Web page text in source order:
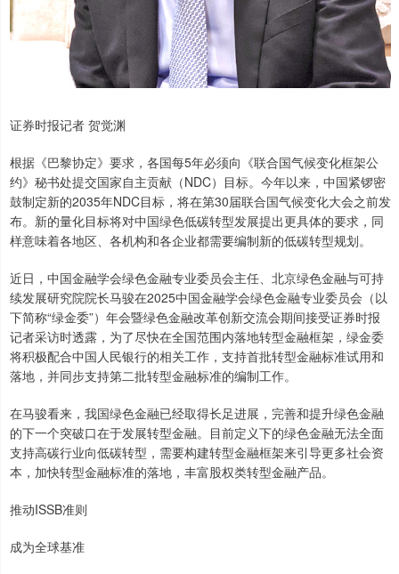
证券时报记者 贺觉渊
根据《巴黎协定》要求，各国每5年必须向《联合国气候变化框架公
约》秘书处提交国家自主贡献（NDC）目标。今年以来，中国紧锣密
鼓制定新的2035年NDC目标，将在第30届联合国气候变化大会之前发
布。新的量化目标将对中国绿色低碳转型发展提出更具体的要求，同
样意味着各地区、各机构和各企业都需要编制新的低碳转型规划。
近日，中国金融学会绿色金融专业委员会主任、北京绿色金融与可持
续发展研究院院长马骏在2025中国金融学会绿色金融专业委员会（以
下简称“绿金委”）年会暨绿色金融改革创新交流会期间接受证券时报
记者采访时透露，为了尽快在全国范围内落地转型金融框架，绿金委
将积极配合中国人民银行的相关工作，支持首批转型金融标准试用和
落地，并同步支持第二批转型金融标准的编制工作。
在马骏看来，我国绿色金融已经取得长足进展，完善和提升绿色金融
的下一个突破口在于发展转型金融。目前定义下的绿色金融无法全面
支持高碳行业向低碳转型，需要构建转型金融框架来引导更多社会资
本，加快转型金融标准的落地，丰富股权类转型金融产品。
推动ISSB准则
成为全球基准